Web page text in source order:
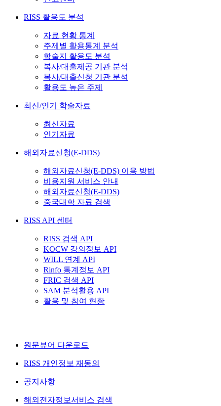
RISS 활용도 분석
자료 현황 통계
주제별 활용통계 분석
학술지 활용도 분석
복사/대출제공 기관 분석
복사/대출신청 기관 분석
활용도 높은 주제
최신/인기 학술자료
최신자료
인기자료
해외자료신청(E-DDS)
해외자료신청(E-DDS) 이용 방법
비용지원 서비스 안내
해외자료신청(E-DDS)
중국대학 자료 검색
RISS API 센터
RISS 검색 API
KOCW 강의정보 API
WILL 연계 API
Rinfo 통계정보 API
FRIC 검색 API
SAM 분석활용 API
활용 및 참여 현황
원문뷰어 다운로드
RISS 개인정보 재동의
공지사항
해외전자정보서비스 검색